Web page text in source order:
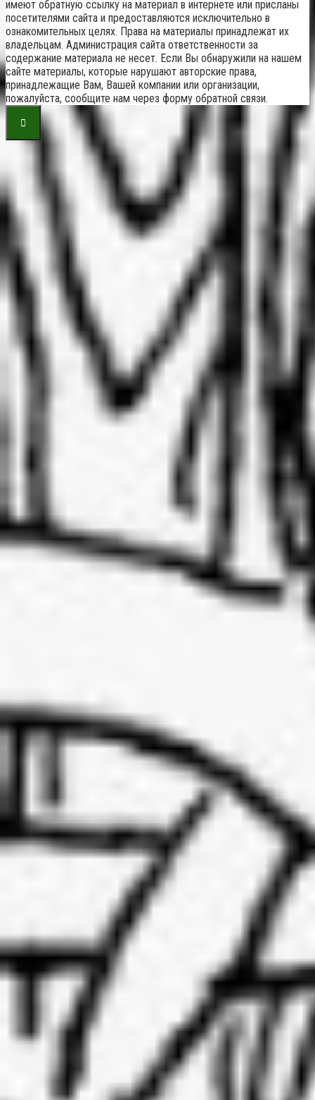
имеют обратную ссылку на материал в интернете или присланы
посетителями сайта и предоставляются исключительно в
ознакомительных целях. Права на материалы принадлежат их
владельцам. Администрация сайта ответственности за
содержание материала не несет. Если Вы обнаружили на нашем
сайте материалы, которые нарушают авторские права,
принадлежащие Вам, Вашей компании или организации,
пожалуйста, сообщите нам через форму обратной связи.